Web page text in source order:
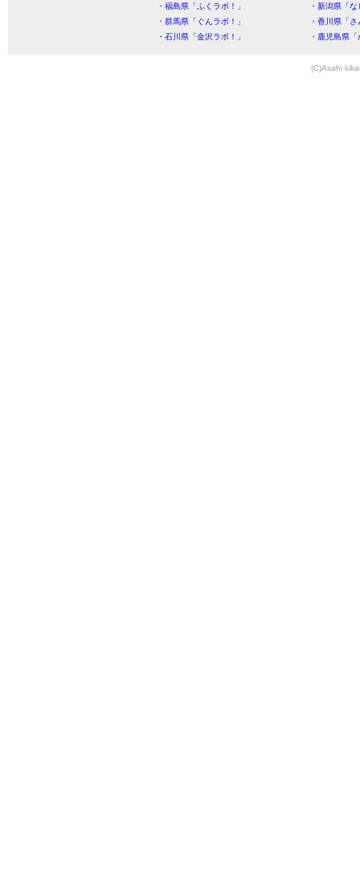
・福島県「ふくラボ！」
・新潟県「
・群馬県「ぐんラボ！」
・香川県「
・石川県「金沢ラボ！」
・鹿児島県
(C)Asahi